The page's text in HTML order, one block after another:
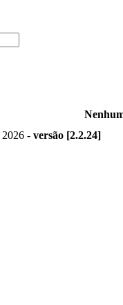
2026 - versão [2.2.24]